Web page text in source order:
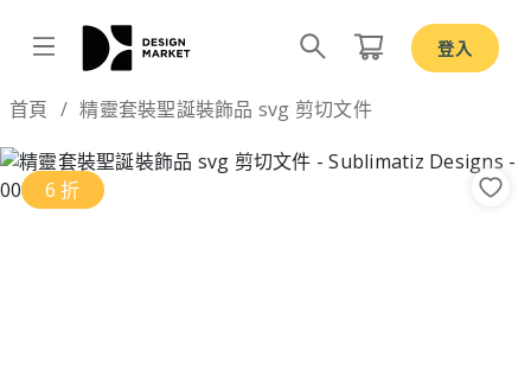
登入
首頁 精靈套裝聖誕裝飾品 svg 剪切文件
6 折